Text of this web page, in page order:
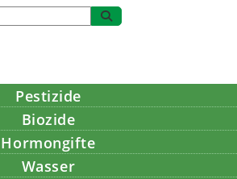
Pestizide
Biozide
Hormongifte
Wasser